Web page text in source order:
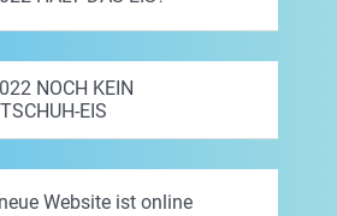
NOCH KEIN
EIS
Website ist online